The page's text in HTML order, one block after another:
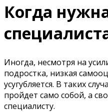
Когда
Иногда, несмотря на
подростка, низкая
усугубляется. В таких
пройдет само собой, а
специалисту.